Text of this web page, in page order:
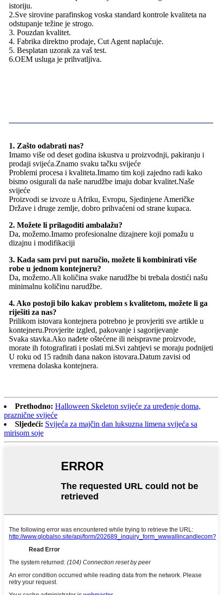
istoriju.
2.Sve sirovine parafinskog voska standard kontrole kvaliteta na
odstupanje težine je strogo.
3. Pouzdan kvalitet.
4. Fabrika direktno prodaje, Cut Agent naplaćuje.
5. Besplatan uzorak za vaš test.
6.OEM usluga je prihvatljiva.
1. Zašto odabrati nas?
Imamo više od deset godina iskustva u proizvodnji, pakiranju i
prodaji svijeća.Znamo svaku tačku svijeće
Problemi procesa i kvaliteta.Imamo tim koji zajedno radi kako
bismo osigurali da naše narudžbe imaju dobar kvalitet.Naše
svijeće
Proizvodi se izvoze u Afriku, Evropu, Sjedinjene Američke
Države i druge zemlje, dobro prihvaćeni od strane kupaca.
2. Možete li prilagoditi ambalažu?
Da, možemo.Imamo profesionalne dizajnere koji pomažu u
dizajnu i modifikaciji
3. Kada sam prvi put naručio, možete li kombinirati više
robe u jednom kontejneru?
Da, možemo.Ali količina svake narudžbe bi trebala dostići našu
minimalnu količinu narudžbe.
4. Ako postoji bilo kakav problem s kvalitetom, možete li ga
riješiti za nas?
Prilikom istovara kontejnera potrebno je provjeriti sve artikle u
kontejneru.Provjerite izgled, pakovanje i sagorijevanje
Svaka stavka.Ako nađete oštećene ili neispravne proizvode,
morate ih fotografirati i poslati mi.Svi zahtjevi se moraju podnijeti
U roku od 15 radnih dana nakon istovara.Datum zavisi od
vremena dolaska kontejnera.
Prethodno: Halloween Skeleton svijeće za uređenje doma,
praznične svijeće
Sljedeći: Svijeća za majčin dan luksuzna limena svijeća sa
mirisom soje